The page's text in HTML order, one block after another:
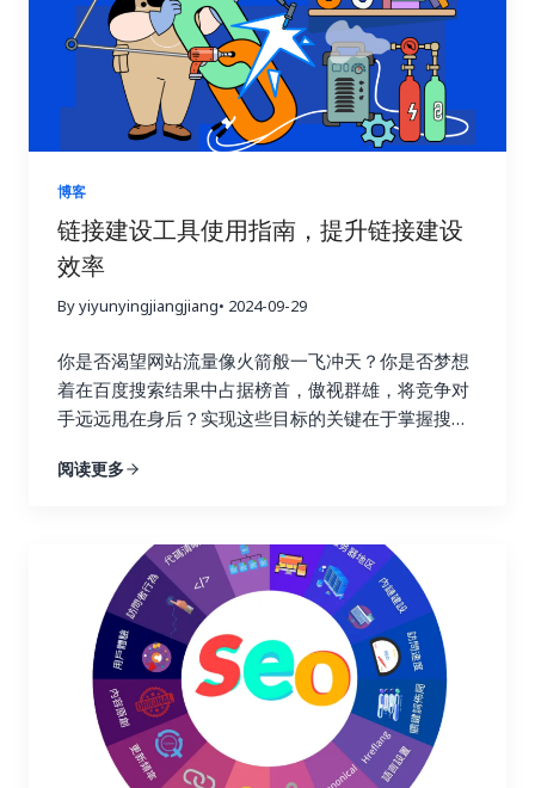
浪费时间和精力。这种做法不仅效率低，还可能适得
其反，损害网站的搜索引擎优化效果。 链接建设效果
追踪就像一盏明灯，照亮前进的道路，它能帮助你清
晰地了解每一次链接建设活动的实际效果，让你知道
哪些策略有效，哪些策略需要改进。就像驾驶汽车需
要查看仪表盘一样，追踪链接建设效果可以让你随时
掌握网站的“行驶状态”，从而做出更明智的决策。 试
想一下，一个射手如果每次射击后都无法看到箭的落
点，他该如何调整自己的射击姿势和力度呢？链接建
设也是如此，只有不断追踪效果，才能知道哪些策略
命中了目标，哪些策略需要调整。通过追踪链接建设
真正有效的策略上，从而最大化投资回报率，就像一
个精明的投资者，会仔细分析市场行情，选择最具潜
力的投资项目。 更重要的是，追踪链接建设效果可以
过哪些链接访问你的网站，他们在你的网站上停留了
大的商业价值。通过分析这些数据，你可以更好地理
解用户的需求和痛点，优化网站内容和用户体验，最
终提高转化率，实现业务的持续增长。这不仅仅是简
单的流量获取，而是将流量转化为实际的商业价值，
最终实现盈利。 二、 如何选择合适的链接建设追踪
工具？ 市面上有很多链接建设追踪工具，它们的功能
和价格各不相同。选择合适的工具至关重要，就像一
个工匠需要选择合适的工具才能更好地完成工作一
博客
链接建设工具使用指南，提升链接建设
效率
By yiyunyingjiangjiang• 2024-09-29
你是否渴望网站流量像火箭般一飞冲天？你是否梦想
着在百度搜索结果中占据榜首，傲视群雄，将竞争对
手远远甩在身后？实现这些目标的关键在于掌握搜索
节！不要再浪费宝贵的时间和精力在低效的搜索引擎
Buzzsumo 这三大神器，轻松提升链接建设效率，让
你的网站在竞争激烈的线上世界中脱颖而出，成为行
业领军者！ 一、链接建设的重要性：为什么它如此重
要？ 在搜索引擎优化这个复杂而精妙的领域中，链接
就好比一张张珍贵的选票，每一张都代表着对你网站
权威性和可信度的认可。高质量的链接越多，搜索引
擎就越信任你的网站，你的排名自然也就越高。这就
好比现实生活中的社交圈，朋友越多，人脉越广，你
阅读更多